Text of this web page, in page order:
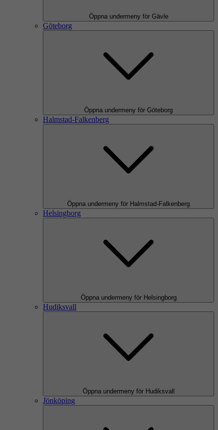
Öppna undermeny för Gävle
Göteborg
Öppna undermeny för Göteborg
Halmstad-Falkenberg
Öppna undermeny för Halmstad-Falkenberg
Helsingborg
Öppna undermeny för Helsingborg
Hudiksvall
Öppna undermeny för Hudiksvall
Jönköping